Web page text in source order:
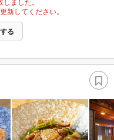
新してください。
る